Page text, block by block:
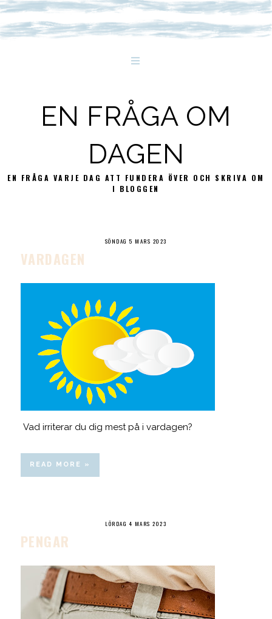
EN FRÅGA OM
DAGEN
EN FRÅGA VARJE DAG ATT FUNDERA ÖVER OCH SKRIVA OM
I BLOGGEN
SÖNDAG 5 MARS 2023
VARDAGEN
Vad irriterar du dig mest på i vardagen?
READ MORE »
LÖRDAG 4 MARS 2023
PENGAR